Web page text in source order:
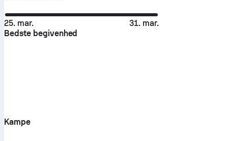
25. mar.
31. mar.
Bedste begivenhed
Kampe